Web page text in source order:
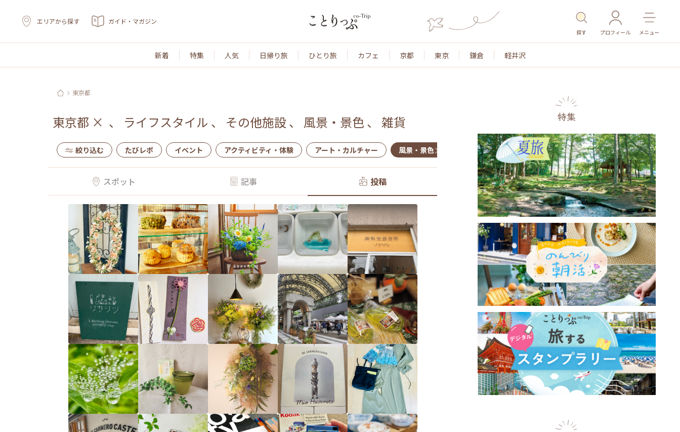
エリアから探す ガイド・マガジン
探す プロフィール メニュー
新着 特集 人気 日帰り旅 ひとり旅 カフェ 京都 東京 鎌倉 軽井沢
東京都
東京都 × 、 ライフスタイル 、 その他施設、 風景・景色 、 雑貨
絞り込む たびレポ イベント アクティビティ・体験 アート・カルチャー 風景・景色 名所・旧跡 温泉・スパ その他施設 ごはん
スポット 記事 投稿
特集